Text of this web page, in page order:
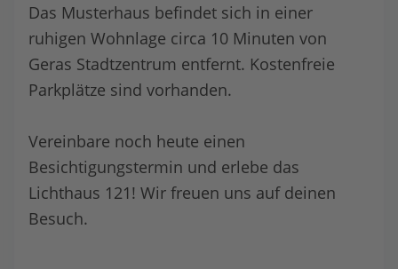
Das Musterhaus befindet sich in einer
ruhigen Wohnlage circa 10 Minuten von
Geras Stadtzentrum entfernt. Kostenfreie
Parkplätze sind vorhanden.
Vereinbare noch heute einen
Besichtigungstermin und erlebe das
Lichthaus 121! Wir freuen uns auf deinen
Besuch.